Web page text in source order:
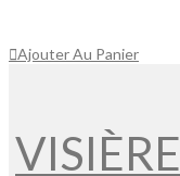
Ajouter Au Panier
VISIÈRE